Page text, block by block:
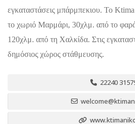
εγκαταστάσεις μπάρμπεκιου. Το
το χωριό Μαρμάρι, 30χλμ. από το
120χλμ. από τη Χαλκίδα. Στις
δημόσιος χώρος στάθμευσης.
22240